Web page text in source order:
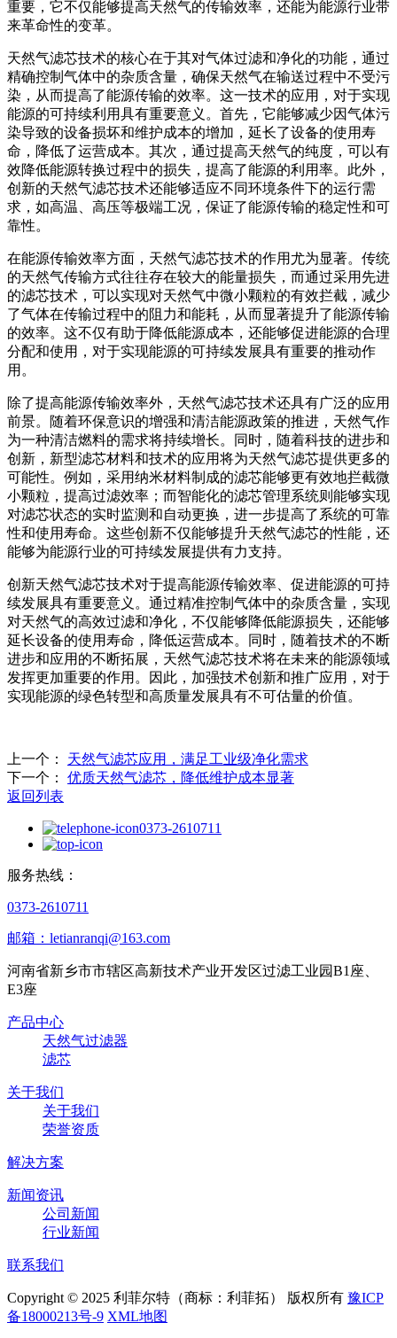
重要，它不仅能够提高天然气的传输效率，还能为能源行业带
来革命性的变革。
天然气滤芯技术的核心在于其对气体过滤和净化的功能，通过
精确控制气体中的杂质含量，确保天然气在输送过程中不受污
染，从而提高了能源传输的效率。这一技术的应用，对于实现
能源的可持续利用具有重要意义。首先，它能够减少因气体污
染导致的设备损坏和维护成本的增加，延长了设备的使用寿
命，降低了运营成本。其次，通过提高天然气的纯度，可以有
效降低能源转换过程中的损失，提高了能源的利用率。此外，
创新的天然气滤芯技术还能够适应不同环境条件下的运行需
求，如高温、高压等极端工况，保证了能源传输的稳定性和可
靠性。
在能源传输效率方面，天然气滤芯技术的作用尤为显著。传统
的天然气传输方式往往存在较大的能量损失，而通过采用先进
的滤芯技术，可以实现对天然气中微小颗粒的有效拦截，减少
了气体在传输过程中的阻力和能耗，从而显著提升了能源传输
的效率。这不仅有助于降低能源成本，还能够促进能源的合理
分配和使用，对于实现能源的可持续发展具有重要的推动作
用。
除了提高能源传输效率外，天然气滤芯技术还具有广泛的应用
前景。随着环保意识的增强和清洁能源政策的推进，天然气作
为一种清洁燃料的需求将持续增长。同时，随着科技的进步和
创新，新型滤芯材料和技术的应用将为天然气滤芯提供更多的
可能性。例如，采用纳米材料制成的滤芯能够更有效地拦截微
小颗粒，提高过滤效率；而智能化的滤芯管理系统则能够实现
对滤芯状态的实时监测和自动更换，进一步提高了系统的可靠
性和使用寿命。这些创新不仅能够提升天然气滤芯的性能，还
能够为能源行业的可持续发展提供有力支持。
创新天然气滤芯技术对于提高能源传输效率、促进能源的可持
续发展具有重要意义。通过精准控制气体中的杂质含量，实现
对天然气的高效过滤和净化，不仅能够降低能源损失，还能够
延长设备的使用寿命，降低运营成本。同时，随着技术的不断
进步和应用的不断拓展，天然气滤芯技术将在未来的能源领域
发挥更加重要的作用。因此，加强技术创新和推广应用，对于
实现能源的绿色转型和高质量发展具有不可估量的价值。
上一个：
‌天然气滤芯应用，满足工业级净化需求‌
下一个：
‌优质天然气滤芯，降低维护成本显著‌
返回列表
0373-2610711
服务热线：
0373-2610711
邮箱：letianranqi@163.com
河南省新乡市市辖区高新技术产业开发区过滤工业园B1座、
E3座
产品中心
天然气过滤器
滤芯
关于我们
关于我们
荣誉资质
解决方案
新闻资讯
公司新闻
行业新闻
联系我们
Copyright © 2025 利菲尔特（商标：利菲拓） 版权所有 豫ICP
备18000213号-9 XML地图